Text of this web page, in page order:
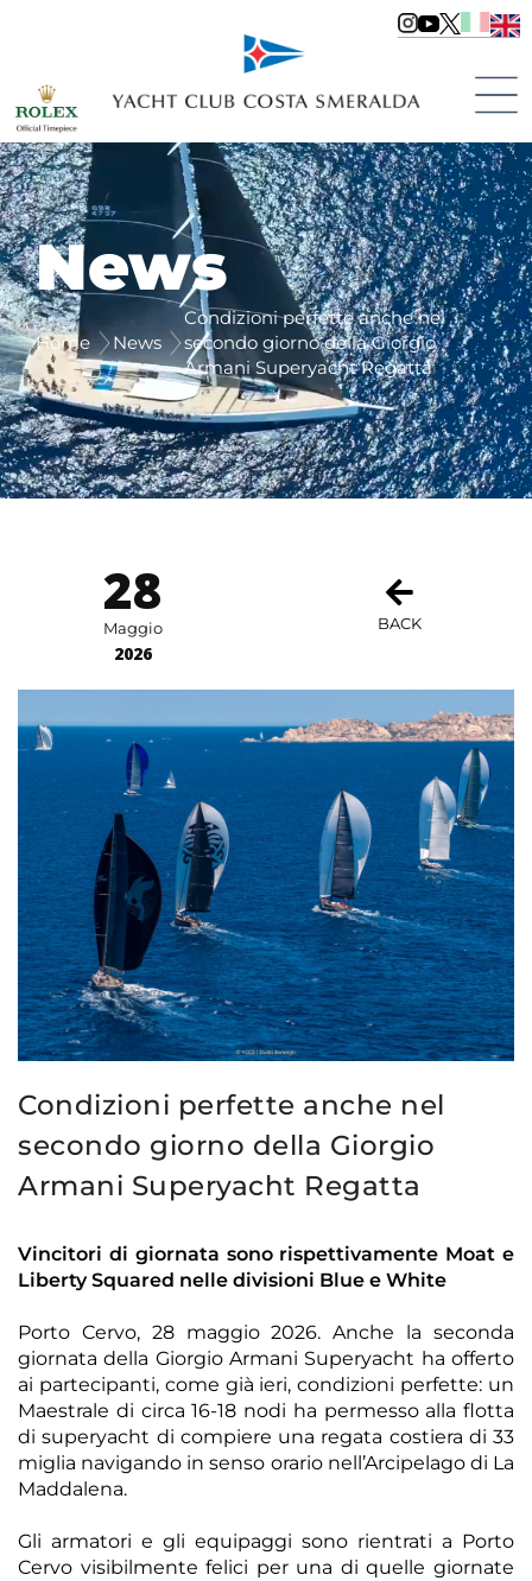
News
Home News
Condizioni perfette anche nel
secondo giorno della Giorgio
Armani Superyacht Regatta
28
Maggio
2026
BACK
Condizioni perfette anche nel
secondo giorno della Giorgio
Armani Superyacht Regatta
Vincitori di giornata sono rispettivamente Moat e
Liberty Squared nelle divisioni Blue e White
Porto Cervo, 28 maggio 2026. Anche la seconda
giornata della Giorgio Armani Superyacht ha offerto
ai partecipanti, come già ieri, condizioni perfette: un
Maestrale di circa 16-18 nodi ha permesso alla flotta
di superyacht di compiere una regata costiera di 33
miglia navigando in senso orario nell’Arcipelago di La
Maddalena.
Gli armatori e gli equipaggi sono rientrati a Porto
Cervo visibilmente felici per una di quelle giornate